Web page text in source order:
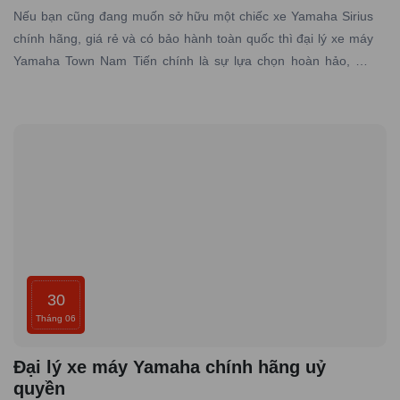
Nếu bạn cũng đang muốn sở hữu một chiếc xe Yamaha Sirius
chính hãng, giá rẻ và có bảo hành toàn quốc thì đại lý xe máy
Yamaha Town Nam Tiến chính là sự lựa chọn hoàn hảo, nơi
30
Tháng 06
Đại lý xe máy Yamaha chính hãng uỷ
quyền